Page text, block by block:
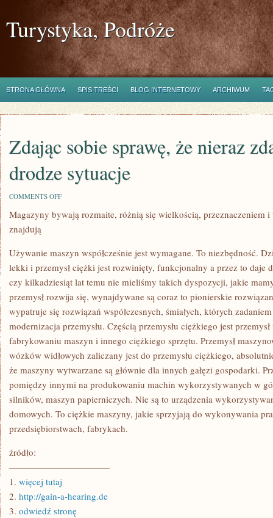
Turystyka, Podróże
STRONA GŁÓWNA SPIS TREŚCI BLOG INTERNETOWY ARCHIWUM
Zdając sobie sprawę, że nieraz
drodze sytuacje
COMMENTS OFFON
SOBIE
SPRAWĘ,
ZDARZAJĄ
SIĘ
NA
DRODZE
SYTUACJE
Magazyny bywają rozmaite, różnią się wielkością, przeznaczeniem
znajdują
Używanie maszyn współcześnie jest wymagane. To niezbędność.
lekki i przemysł ciężki jest rozwinięty, funkcjonalny a przez to daje
czy kilkadziesiąt lat temu nie mieliśmy takich dyspozycji, jakie
przemysł rozwija się, wynajdywane są coraz to pionierskie
wypatruje się rozwiązań współczesnych, śmiałych, których
modernizacja przemysłu. Częścią przemysłu ciężkiego jest
fabrykowaniu maszyn i innego ciężkiego sprzętu. Przemysł
wózków widłowych zaliczany jest do przemysłu ciężkiego,
że maszyny wytwarzane są głównie dla innych gałęzi gospodarki.
pomiędzy innymi na produkowaniu machin wykorzystywanych w
silników, maszyn papierniczych. Nie są to urządzenia
domowych. To ciężkie maszyny, jakie sprzyjają do wykonywania
przedsiębiorstwach, fabrykach.
źródło:
———————————
1. więcej tutaj
2. http://gain-a-hearing.de
3. odwiedź stronę